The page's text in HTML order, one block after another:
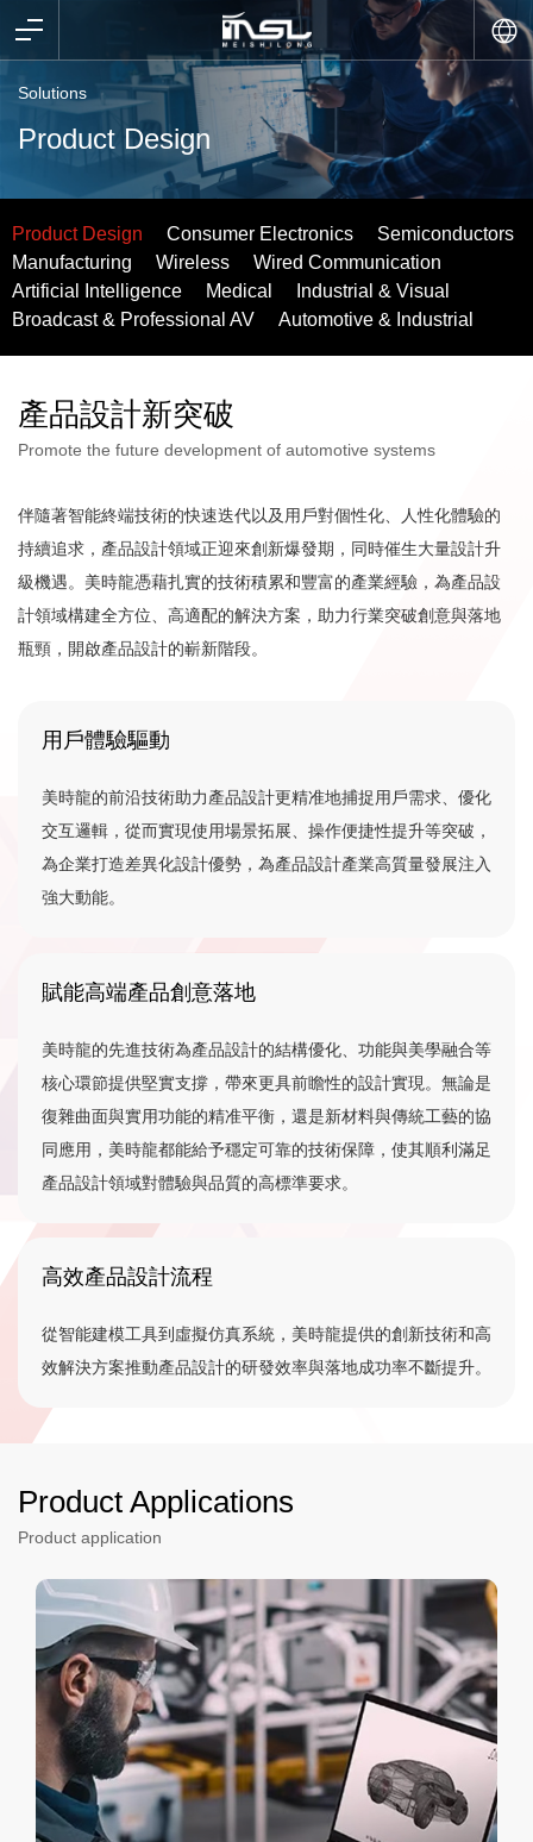
Solutions
Product Design
Product Design Consumer Electronics
Semiconductors
Manufacturing
Wireless
Wired Communication
Artificial Intelligence
Medical
Industrial & Visual
Broadcast & Professional AV
Automotive & Industrial
產品設計新突破
Promote the future development of automotive systems
伴隨著智能終端技術的快速迭代以及用戶對個性化、人性化體驗的
持續追求，產品設計領域正迎來創新爆發期，同時催生大量設計升
級機遇。美時龍憑藉扎實的技術積累和豐富的產業經驗，為產品設
計領域構建全方位、高適配的解決方案，助力行業突破創意與落地
瓶頸，開啟產品設計的嶄新階段。
用戶體驗驅動
美時龍的前沿技術助力產品設計更精准地捕捉用戶需求、優化
交互邏輯，從而實現使用場景拓展、操作便捷性提升等突破，
為企業打造差異化設計優勢，為產品設計產業高質量發展注入
強大動能。
賦能高端產品創意落地
美時龍的先進技術為產品設計的結構優化、功能與美學融合等
核心環節提供堅實支撐，帶來更具前瞻性的設計實現。無論是
復雜曲面與實用功能的精准平衡，還是新材料與傳統工藝的協
同應用，美時龍都能給予穩定可靠的技術保障，使其順利滿足
產品設計領域對體驗與品質的高標準要求。
高效產品設計流程
從智能建模工具到虛擬仿真系統，美時龍提供的創新技術和高
效解決方案推動產品設計的研發效率與落地成功率不斷提升。
Product Applications
Product application